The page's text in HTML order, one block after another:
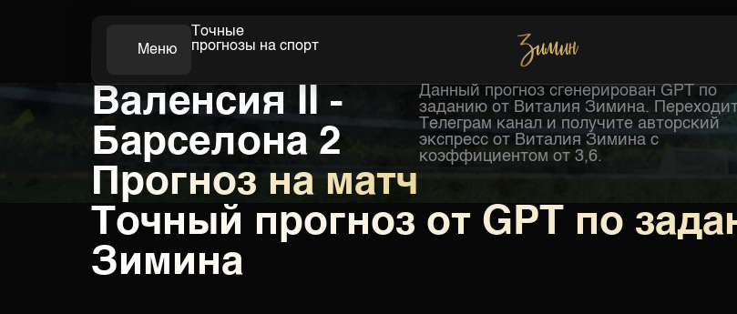
Меню
Точные
прогнозы на спорт
Футбол Хоккей
Валенсия II -
Барселона 2
Прогноз на матч
Данный прогноз сгенерирован GPT по
заданию от Виталия Зимина.
Телеграм канал и получите авторский
экспресс от Виталия Зимина с
коэффициентом от 3,6.
Точный прогноз от GPT по
Зимина